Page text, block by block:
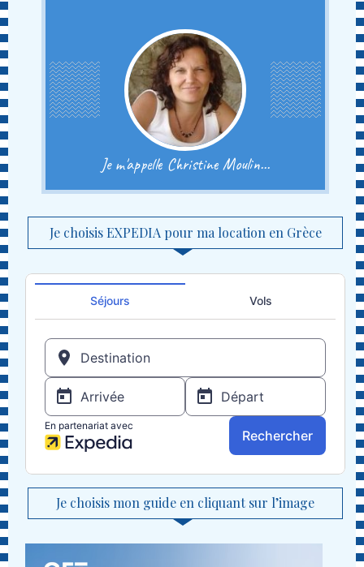
Je m'appelle Christine Moulin...
Je choisis EXPEDIA pour ma location en Grèce
Je choisis mon guide en cliquant sur l’image